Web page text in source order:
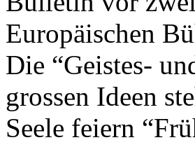
Europäischen
Die “Geistes-
grossen Ideen
Seele feiern